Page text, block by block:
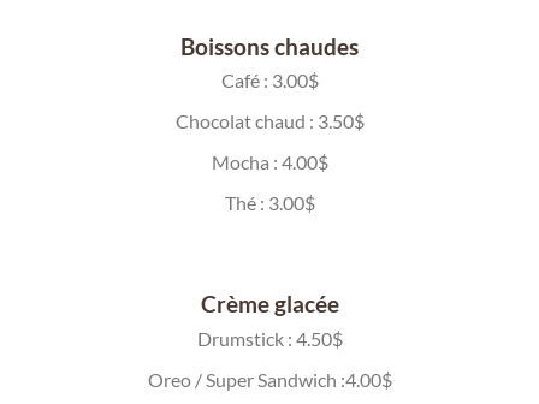
Boissons chaudes
Café : 3.00$
Chocolat chaud : 3.50$
Mocha : 4.00$
Thé : 3.00$
Crème glacée
Drumstick : 4.50$
Oreo / Super Sandwich :4.00$